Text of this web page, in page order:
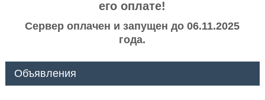
его оплате!
Сервер оплачен и запущен до 06.11.2025
года.
Объявления